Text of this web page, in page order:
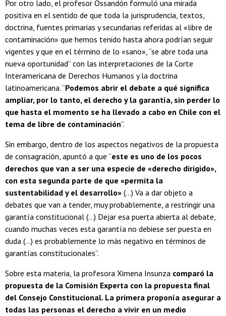
Por otro lado, el profesor Ossandón formuló una mirada
positiva en el sentido de que toda la jurisprudencia, textos,
doctrina, fuentes primarias y secundarias referidas al «libre de
contaminación» que hemos tenido hasta ahora podrían seguir
vigentes y que en el término de lo «sano», “se abre toda una
nueva oportunidad” con las interpretaciones de la Corte
Interamericana de Derechos Humanos y la doctrina
latinoamericana. “Podemos abrir el debate a qué significa
ampliar, por lo tanto, el derecho y la garantía, sin perder lo
que hasta el momento se ha llevado a cabo en Chile con el
tema de libre de contaminación”.
Sin embargo, dentro de los aspectos negativos de la propuesta
de consagración, apuntó a que “este es uno de los pocos
derechos que van a ser una especie de «derecho dirigido»,
con esta segunda parte de que «permita la
sustentabilidad y el desarrollo» (…) Va a dar objeto a
debates que van a tender, muy probablemente, a restringir una
garantía constitucional (…) Dejar esa puerta abierta al debate,
cuando muchas veces esta garantía no debiese ser puesta en
duda (…) es probablemente lo más negativo en términos de
garantías constitucionales”.
Sobre esta materia, la profesora Ximena Insunza comparó la
propuesta de la Comisión Experta con la propuesta final
del Consejo Constitucional. La primera proponía asegurar a
todas las personas el derecho a vivir en un medio